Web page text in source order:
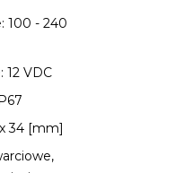
100 - 240
12 VDC
34 [mm]